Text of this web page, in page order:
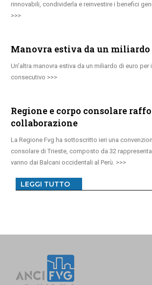
rinnovabili, condividerla e reinvestire i benefici
Manovra estiva da un miliardo
Un’altra manovra estiva da un miliardo di euro per
consecutivo
Regione e corpo consolare
collaborazione
La Regione Fvg ha sottoscritto ieri una
consolare di Trieste, composto da 32
vanno dai Balcani occidentali al Perù.
LEGGI TUTTO